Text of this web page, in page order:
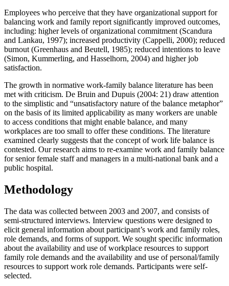
Employees who perceive that they have organizational support for
balancing work and family report significantly improved outcomes,
including: higher levels of organizational commitment (Scandura
and Lankau, 1997); increased productivity (Cappelli, 2000); reduced
burnout (Greenhaus and Beutell, 1985); reduced intentions to leave
(Simon, Kummerling, and Hasselhorn, 2004) and higher job
satisfaction.
The growth in normative work-family balance literature has been
met with criticism. De Bruin and Dupuis (2004: 21) draw attention
to the simplistic and “unsatisfactory nature of the balance metaphor”
on the basis of its limited applicability as many workers are unable
to access conditions that might enable balance, and many
workplaces are too small to offer these conditions. The literature
examined clearly suggests that the concept of work life balance is
contested. Our research aims to re-examine work and family balance
for senior female staff and managers in a multi-national bank and a
public hospital.
Methodology
The data was collected between 2003 and 2007, and consists of
semi-structured interviews. Interview questions were designed to
elicit general information about participant’s work and family roles,
role demands, and forms of support. We sought specific information
about the availability and use of workplace resources to support
family role demands and the availability and use of personal/family
resources to support work role demands. Participants were self-
selected.